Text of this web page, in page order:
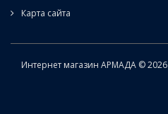
Карта сайта
Интернет магазин АРМАДА © 2026